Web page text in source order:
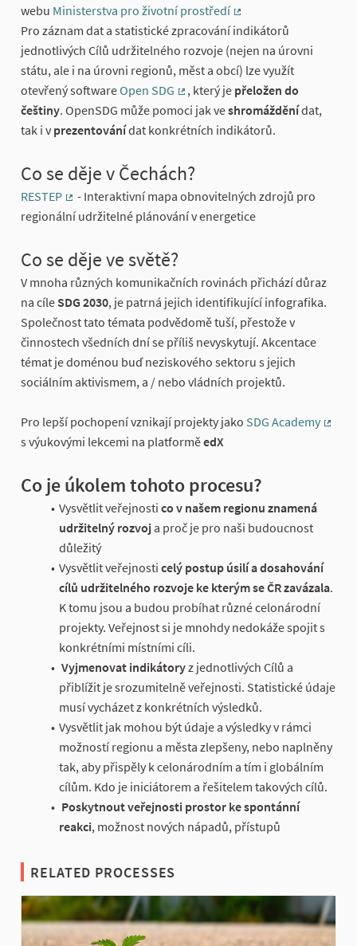
webu Ministerstva pro životní prostředí
(External link)
Pro záznam dat a statistické zpracování indikátorů
jednotlivých Cílů udržitelného rozvoje (nejen na úrovni
státu, ale i na úrovni regionů, měst a obcí) lze využít
otevřený softwareOpen SDG
(External link)
, který je přeložen do
češtiny. OpenSDG může pomoci jak veshromážděnídat,
tak i v prezentovánídat konkrétních indikátorů.
Co se děje v Čechách?
RESTEP
(External link)
- Interaktivní mapa obnovitelných zdrojů pro
regionální udržitelné plánování v energetice
Co se děje ve světě?
V mnoha různých komunikačních rovinách přichází důraz
na cíle SDG 2030, je patrná jejich identifikující infografika.
Společnost tato témata podvědomě tuší, přestože v
činnostech všedních dní se příliš nevyskytují. Akcentace
témat je doménou buď neziskového sektoru s jejich
sociálním aktivismem, a / nebo vládních projektů.
Pro lepší pochopení vznikají projekty jako SDG Academy
s výukovými lekcemi na platforměedX
Co je úkolem tohoto procesu?
Vysvětlit veřejnosti co v našem regionu znamená
udržitelný rozvoj a proč je pro naši budoucnost
důležitý
Vysvětlit veřejnosti celý postup úsilí a dosahování
cílů udržitelného rozvoje ke kterým se ČR zavázala.
K tomu jsou a budou probíhat různé celonárodní
projekty. Veřejnost si je mnohdy nedokáže spojit s
konkrétními místními cíli.
Vyjmenovat indikátoryz jednotlivých Cílů a
přiblížit je srozumitelně veřejnosti. Statistické údaje
musí vycházet z konkrétních výsledků.
Vysvětlit jak mohou být údaje a výsledky v rámci
možností regionu a města zlepšeny, nebo naplněny
tak, aby přispěly k celonárodním a tím i globálním
cílům. Kdo je iniciátorem a řešitelem takových cílů.
Poskytnout veřejnosti prostor ke spontánní
reakci, možnost nových nápadů, přístupů
RELATED PROCESSES